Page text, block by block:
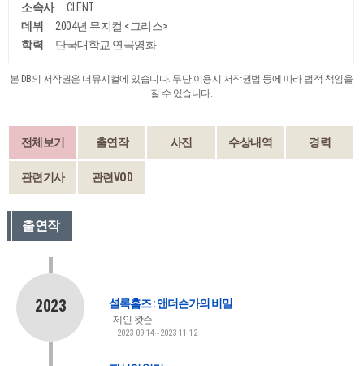
소속사
CI ENT
데뷔
2004년 뮤지컬 <그리스>
학력
단국대학교 연극영화
본 DB의 저작권은 더뮤지컬에 있습니다. 무단 이용시 저작권법 등에 따라 법적 책임을
질 수 있습니다.
전체보기 출연작 사진 수상내역 경력
관련기사 관련VOD
출연작
2023 셜록홈즈 : 앤더슨가의 비밀
제인 왓슨
2023-09-14~2023-11-12